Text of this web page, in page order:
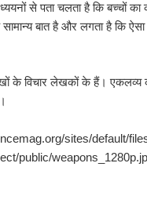
से पता चलता है कि बच्चों
बात है और लगता है कि ऐसा
के विचार लेखकों के हैं। एकलव्य
sites/default/
public/